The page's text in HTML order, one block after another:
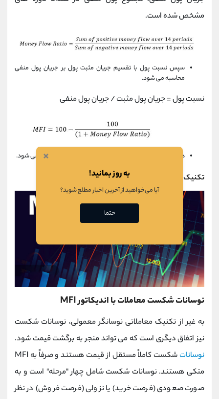
مشخص شده است.
سپس نسبت پول با تقسیم جریان مثبت پول بر جریان پول منفی
محاسبه می شود.
نسبت پول = جریان پول مثبت / جریان پول منفی
در نهایت، جریان پول با استفاده از نسبت پول محاسبه می شود.
تکنیک معاملاتی:
نوسانات شکست معاملات با اندیکاتور MFI
به غیر از تکنیک معاملاتی نوسانگر معمولی، نوسانات شکست
نیز اتفاق دیگری است که می تواند منجر به برگشت قیمت شود.
نوسانات
شکست کاملاً مستقل از قیمت هستند و صرفاً به MFI
متکی هستند. نوسانات شکست شامل چهار "مرحله" است و به
صورت صعودی (فرصت خرید) یا نزولی (فرصت فروش) در نظر
×
به روز بمانید!
آیا می‌خواهید از آخرین اخبار مطلع شوید؟
حتما